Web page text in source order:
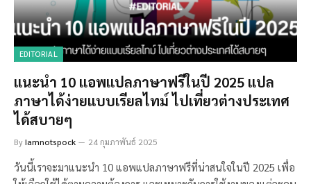
EDITORIAL
แนะนำ 10 แอพแปลภาษาฟรีในปี 2025 แปล
ภาษาได้ง่ายแบบเรียลไทม์ ไปเที่ยวต่างประเทศ
ได้สบายๆ
ByIamnotspock 24 กุมภาพันธ์ 2025
วันนี้เราจะมาแนะนำ 10 แอพแปลภาษาฟรีที่น่าสนใจในปี 2025 เพื่อ